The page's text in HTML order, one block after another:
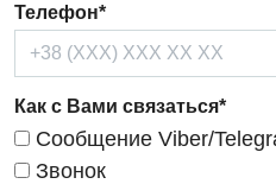
Урология
Физиотерапия
Хирургическое отделение
Эндокринология
Телефон*
Как с Вами связаться*
Сообщение Viber/
Звонок